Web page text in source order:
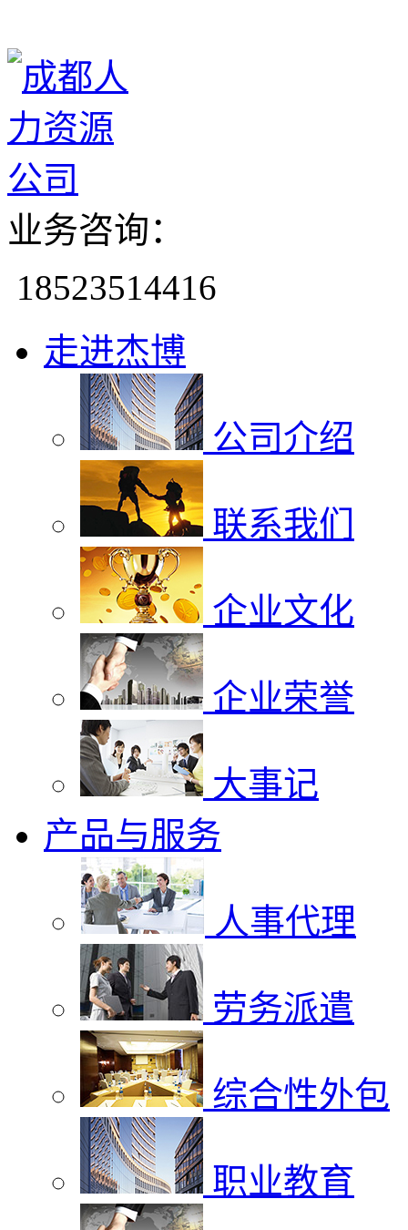
业务咨询：
18523514416
走进杰博
公司介绍
联系我们
企业文化
企业荣誉
大事记
产品与服务
人事代理
劳务派遣
综合性外包
职业教育